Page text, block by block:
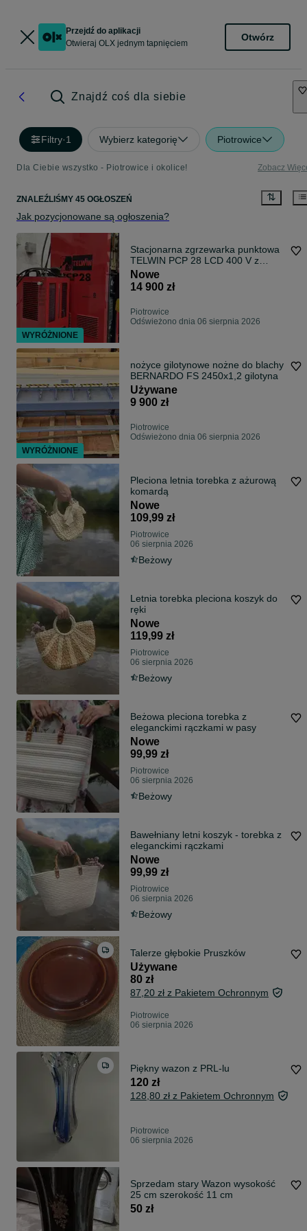
Przejdź do aplikacji
Otwieraj OLX jednym tapnięciem
Otwórz
Znajdź coś dla siebie
Filtry·1 Wybierz kategorię Piotrowice
Dla Ciebie wszystko - Piotrowice i okolice! Zobacz
ZNALEŹLIŚMY 45 OGŁOSZEŃ
Jak pozycjonowane są ogłoszenia?
Stacjonarna zgrzewarka punktowa
TELWIN PCP 28 LCD 400 V z
chłodnicą TELWIN GRA 90 230V,
stan fabryczny
Nowe
14 900 zł
Piotrowice
Odświeżono dnia 06 sierpnia 2026
nożyce gilotynowe nożne do blachy
BERNARDO FS 2450x1,2 gilotyna
Używane
9 900 zł
Piotrowice
Odświeżono dnia 06 sierpnia 2026
Pleciona letnia torebka z ażurową
komardą
Nowe
109,99 zł
Piotrowice
06 sierpnia 2026
Beżowy
Letnia torebka pleciona koszyk do
ręki
Nowe
119,99 zł
Piotrowice
06 sierpnia 2026
Beżowy
Beżowa pleciona torebka z
eleganckimi rączkami w pasy
Nowe
99,99 zł
Piotrowice
06 sierpnia 2026
Beżowy
Bawełniany letni koszyk - torebka z
eleganckimi rączkami
Nowe
99,99 zł
Piotrowice
06 sierpnia 2026
Beżowy
Talerze głębokie Pruszków
Używane
80 zł
87,20 zł z Pakietem Ochronnym
Piotrowice
06 sierpnia 2026
Piękny wazon z PRL-lu
120 zł
128,80 zł z Pakietem Ochronnym
Piotrowice
06 sierpnia 2026
Sprzedam stary Wazon wysokość
25 cm szerokość 11 cm
50 zł
WYRÓŻNIONE
WYRÓŻNIONE